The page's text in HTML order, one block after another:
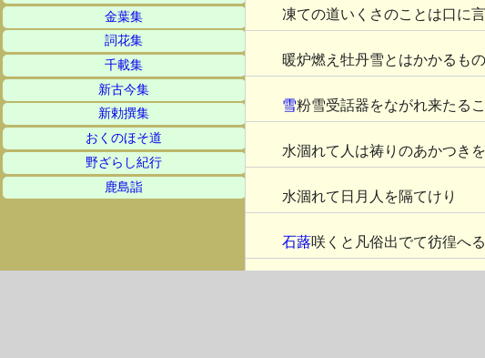
金葉集
詞花集
千載集
新古今集
新勅撰集
おくのほそ道
野ざらし紀行
鹿島詣
凍ての道いくさのことは口に
暖炉燃え牡丹雪とはかかるもの
雪粉雪受話器をながれ来たる
水涸れて人は祷りのあかつきを
水涸れて日月人を隔てけり
石蕗咲くと凡俗出でて彷徨へる